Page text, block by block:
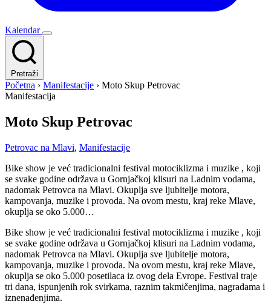
Kalendar
Pretraži
Početna › Manifestacije › Moto Skup Petrovac
Manifestacija
Moto Skup Petrovac
Petrovac na Mlavi, Manifestacije
Bike show je već tradicionalni festival motociklizma i muzike , koji
se svake godine održava u Gornjačkoj klisuri na Ladnim vodama,
nadomak Petrovca na Mlavi. Okuplja sve ljubitelje motora,
kampovanja, muzike i provoda. Na ovom mestu, kraj reke Mlave,
okuplja se oko 5.000…
Bike show je već tradicionalni festival motociklizma i muzike , koji
se svake godine održava u Gornjačkoj klisuri na Ladnim vodama,
nadomak Petrovca na Mlavi. Okuplja sve ljubitelje motora,
kampovanja, muzike i provoda. Na ovom mestu, kraj reke Mlave,
okuplja se oko 5.000 posetilaca iz ovog dela Evrope. Festival traje
tri dana, ispunjenih rok svirkama, raznim takmičenjima, nagradama i
iznenađenjima.